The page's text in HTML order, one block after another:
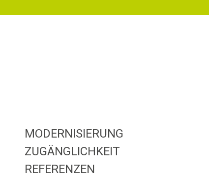
MODERNISIERUNG
ZUGÄNGLICHKEIT
REFERENZEN